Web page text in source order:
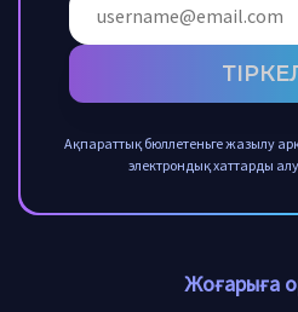
Ақпараттық бюллетеньге жазылу
электрондық хаттарды
Жоғарыға